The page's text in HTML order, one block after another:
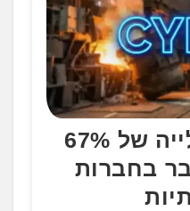
סקר חושף: עלייה של 67%
בחברות